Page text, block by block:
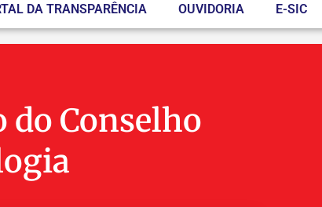
DA TRANSPARÊNCIA OUVIDORIA E-SIC
do Conselho